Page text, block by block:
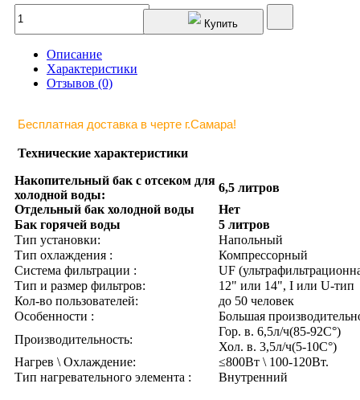
Купить
Описание
Характеристики
Отзывов (0)
Бесплатная доставка в черте г.Самара!
Технические характеристики
Накопительный бак с отсеком для
холодной воды:
6,5 литров
Отдельный бак холодной воды
Нет
Бак горячей воды
5 литров
Тип установки:
Напольный
Тип охлаждения :
Компрессорный
Система фильтрации :
UF
Тип и размер фильтров:
12" или 14", I или U-тип
Кол-во пользователей:
до 50 человек
Особенности :
Большая
Производительность:
Гор. в. 6,5л/ч(85-92C°)
Хол. в. 3,5л/ч(5-10C°)
Нагрев \ Охлаждение:
≤800Вт \ 100-120Вт.
Тип нагревательного элемента :
Внутренний